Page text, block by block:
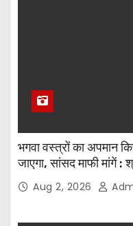
भगवा वस्त्रों का अपमान
जाएगा, सांसद माफी मांगें :
Aug 2, 2026